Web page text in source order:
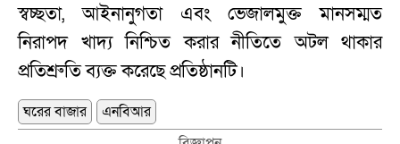
স্বচ্ছতা, আইনানুগতা এবং ভেজালমুক্ত মানসম্মত
নিরাপদ খাদ্য নিশ্চিত করার নীতিতে অটল থাকার
প্রতিশ্রুতি ব্যক্ত করেছে প্রতিষ্ঠানটি।
ঘরের বাজার
এনবিআর